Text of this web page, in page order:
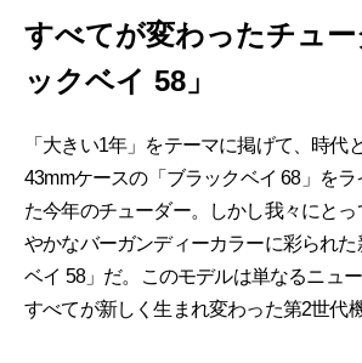
すべてが変わったチュー
ックベイ 58」
「大きい1年」をテーマに掲げて、時代
43mmケースの「ブラックベイ 68」をラ
た今年のチューダー。しかし我々にと
やかなバーガンディーカラーに彩られ
ベイ 58」だ。このモデルは単なるニュー
すべてが新しく生まれ変わった第2世代